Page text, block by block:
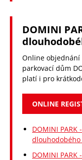
D
DOMINI
Online
parkovací dům
platí i pro
ONLINE
DOMINI
dlouhodobého
DOMINI